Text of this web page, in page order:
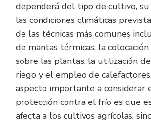
dependerá del tipo de cultivo, su
las condiciones climáticas
de las técnicas más comunes
de mantas térmicas, la
sobre las plantas, la utilización
riego y el empleo de
aspecto importante a considerar
protección contra el frío es que
afecta a los cultivos agrícolas,